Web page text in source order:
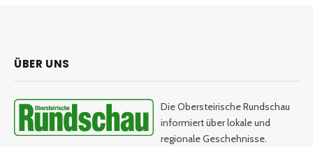
ÜBER UNS
Die Obersteirische Rundschau
informiert über lokale und
regionale Geschehnisse.